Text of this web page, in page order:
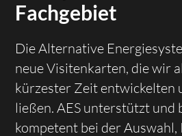
Fachgebiet
Die Alternative
neue Visitenkarten, die wir
kürzester Zeit entwickelten
ließen. AES unterstützt und
kompetent bei der Auswahl,